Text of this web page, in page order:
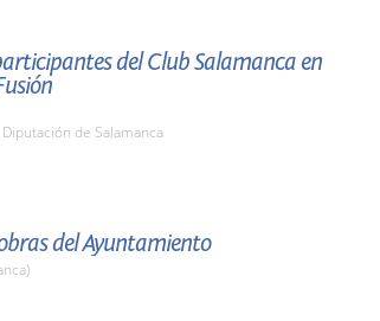
del Club Salamanca en
de Salamanca
del Ayuntamiento